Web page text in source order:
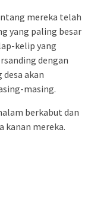
mereka telah
yang paling besar
kelip yang
dengan
akan
masing.
berkabut dan
kanan mereka.